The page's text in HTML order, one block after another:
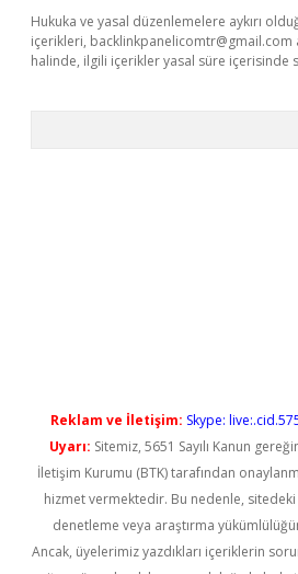
Hukuka ve yasal düzenlemelere aykırı
içerikleri, backlinkpanelicomtr@gmail.com
halinde, ilgili içerikler yasal süre içerisinde
Reklam ve İletişim: Skype:
Uyarı: Sitemiz, 5651 Sayılı Kanun
İletişim Kurumu (BTK) tarafından
hizmet vermektedir. Bu nedenle,
denetleme veya araştırma
Ancak, üyelerimiz yazdıkları içeriklerin